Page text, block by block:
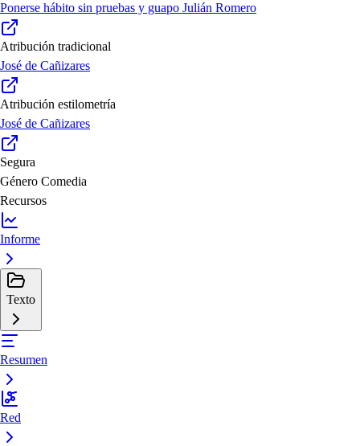
Ponerse hábito sin pruebas y guapo Julián Romero
Atribución tradicional
José de Cañizares
Atribución estilometría
José de Cañizares
Segura
Género Comedia
Recursos
Informe
Texto
Resumen
Red